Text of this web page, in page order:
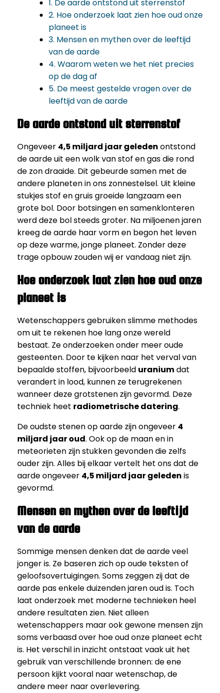
1. De aarde ontstond uit sterrenstof
2. Hoe onderzoek laat zien hoe oud onze
planeet is
3. Mensen en mythen over de leeftijd
van de aarde
4. Waarom weten we het niet precies
op de dag af
5. De meest gestelde vragen over de
leeftijd van de aarde
De aarde ontstond uit sterrenstof
Ongeveer 4,5 miljard jaar geleden ontstond
de aarde uit een wolk van stof en gas die rond
de zon draaide. Dit gebeurde samen met de
andere planeten in ons zonnestelsel. Uit kleine
stukjes stof en gruis groeide langzaam een
grote bol. Door botsingen en samenklonteren
werd deze bol steeds groter. Na miljoenen jaren
kreeg de aarde haar vorm en begon het leven
op deze warme, jonge planeet. Zonder deze
trage opbouw zouden wij er vandaag niet zijn.
Hoe onderzoek laat zien hoe oud onze
planeet is
Wetenschappers gebruiken slimme methodes
om uit te rekenen hoe lang onze wereld
bestaat. Ze onderzoeken onder meer oude
gesteenten. Door te kijken naar het verval van
bepaalde stoffen, bijvoorbeeld uraniumdat
verandert in lood, kunnen ze terugrekenen
wanneer deze grotstenen zijn gevormd. Deze
techniek heet radiometrische datering.
De oudste stenen op aarde zijn ongeveer 4
miljard jaar oud. Ook op de maan en in
meteorieten zijn stukken gevonden die zelfs
ouder zijn. Alles bij elkaar vertelt het ons dat de
aarde ongeveer 4,5 miljard jaar geleden is
gevormd.
Mensen en mythen over de leeftijd
van de aarde
Sommige mensen denken dat de aarde veel
jonger is. Ze baseren zich op oude teksten of
geloofsovertuigingen. Soms zeggen zij dat de
aarde pas enkele duizenden jaren oud is. Toch
laat onderzoek met moderne technieken heel
andere resultaten zien. Niet alleen
wetenschappers maar ook gewone mensen zijn
soms verbaasd over hoe oud onze planeet echt
is. Het verschil in inzicht ontstaat vaak uit het
gebruik van verschillende bronnen: de ene
persoon kijkt vooral naar wetenschap, de
andere meer naar overlevering.